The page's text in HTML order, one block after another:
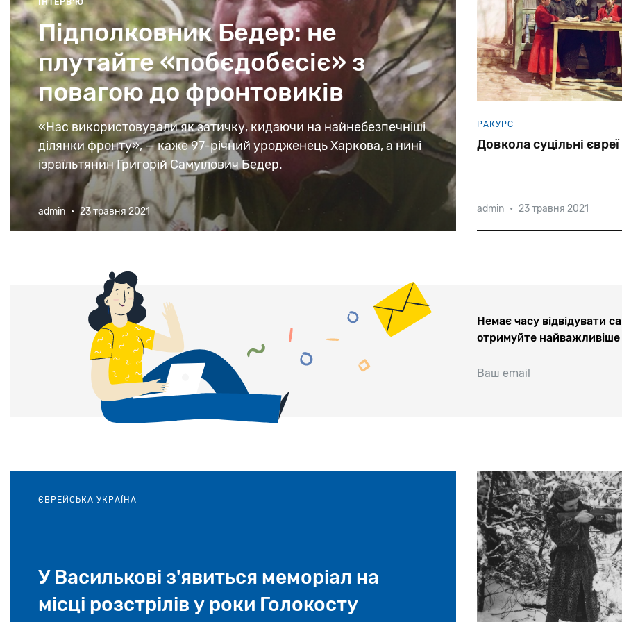
ІНТЕРВ'Ю
Підполковник Бедер: не
плутайте «побєдобєсіє» з
повагою до фронтовиків
«Нас використовували як затичку, кидаючи на найнебезпечніші
ділянки фронту», — каже 97-річний уродженець Харкова, а нині
ізраїльтянин Григорій Самуїлович Бедер.
admin • 23 травня 2021
РАКУРС
Довкола суцільні євреї
Більшість єврейських
діаспори мають
admin • 23 травня 2021
Немає часу відвідувати
отримуйте найважливіше
Ваш email
ЄВРЕЙСЬКА УКРАЇНА
У Василькові з'явиться меморіал на
місці розстрілів у роки Голокосту